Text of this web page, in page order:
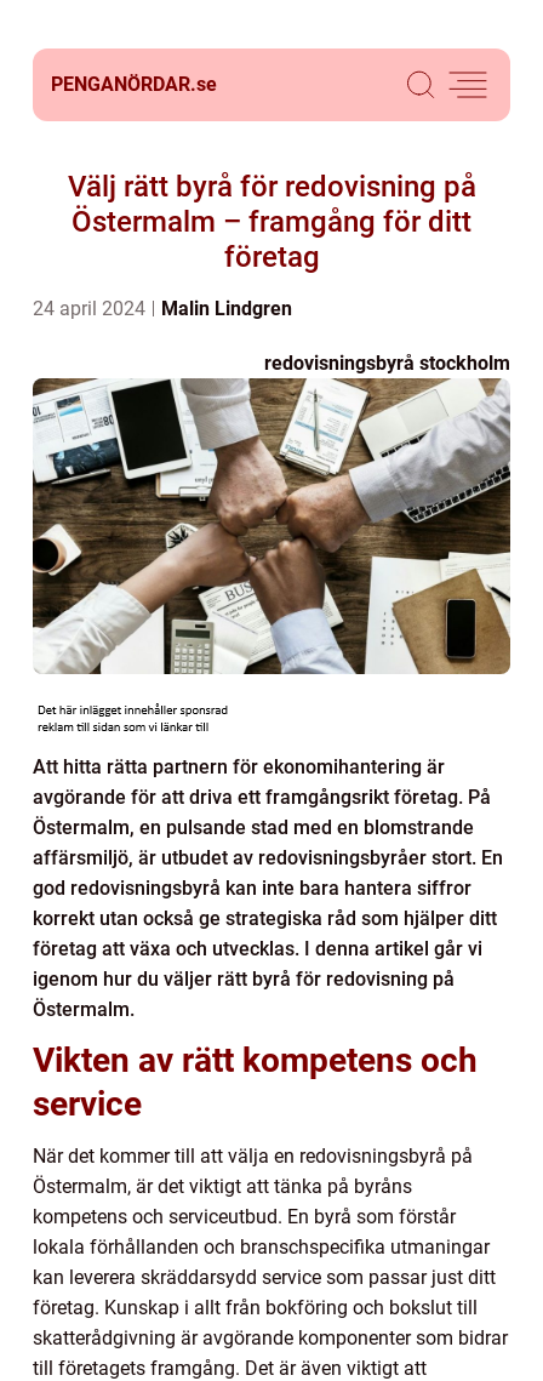
PENGANÖRDAR.se
Välj rätt byrå för redovisning på
Östermalm – framgång för ditt
företag
24 april 2024 Malin Lindgren
redovisningsbyrå stockholm
Att hitta rätta partnern för ekonomihantering är
avgörande för att driva ett framgångsrikt företag. På
Östermalm, en pulsande stad med en blomstrande
affärsmiljö, är utbudet av redovisningsbyråer stort. En
god redovisningsbyrå kan inte bara hantera siffror
korrekt utan också ge strategiska råd som hjälper ditt
företag att växa och utvecklas. I denna artikel går vi
igenom hur du väljer rätt byrå för redovisning på
Östermalm.
Vikten av rätt kompetens och
service
När det kommer till att välja en redovisningsbyrå på
Östermalm, är det viktigt att tänka på byråns
kompetens och serviceutbud. En byrå som förstår
lokala förhållanden och branschspecifika utmaningar
kan leverera skräddarsydd service som passar just ditt
företag. Kunskap i allt från bokföring och bokslut till
skatterådgivning är avgörande komponenter som bidrar
till företagets framgång. Det är även viktigt att